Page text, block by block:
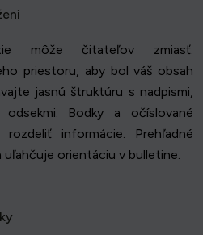
môže čitateľov zmiasť.
priestoru, aby bol váš obsah
jasnú štruktúru s nadpismi,
odsekmi. Bodky a očíslované
informácie. Prehľadné
orientáciu v bulletine.